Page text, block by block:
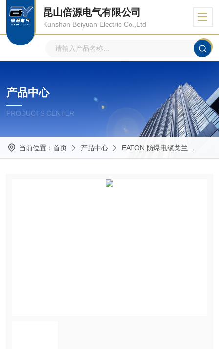
昆山倍源电气有限公司
Kunshan Beiyuan Electric Co.,Ltd
产品中心
PRODUCTS CENTER
当前位置： 首页 产品中心 EATON 防爆电缆戈兰